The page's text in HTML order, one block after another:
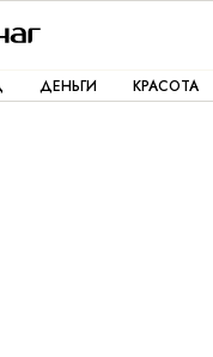
ДЕНЬГИ КРАСОТА